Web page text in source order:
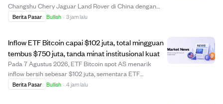
Changshu Chery Jaguar Land Rover di China dengan
investasi lebih dari $3,1 miliar, termasuk $440 juta untuk
cangg...
Berita Pasar Bullish · 3 jam lalu
Inflow ETF Bitcoin capai $102 juta, total mingguan
tembus $750 juta, tanda minat institusional kuat
Pada 7 Agustus 2026, ETF Bitcoin spot AS menarik
inflow bersih sebesar $102 juta, sementara ETF
Ethereum menambah $50 juta. Inflow mingguan ETF
Berita Pasar Bullish · 4 jam lalu